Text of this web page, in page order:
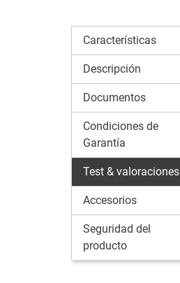
Características
Descripción
Documentos
Condiciones de
Garantía
Test & valoraciones
Accesorios
Seguridad del
producto